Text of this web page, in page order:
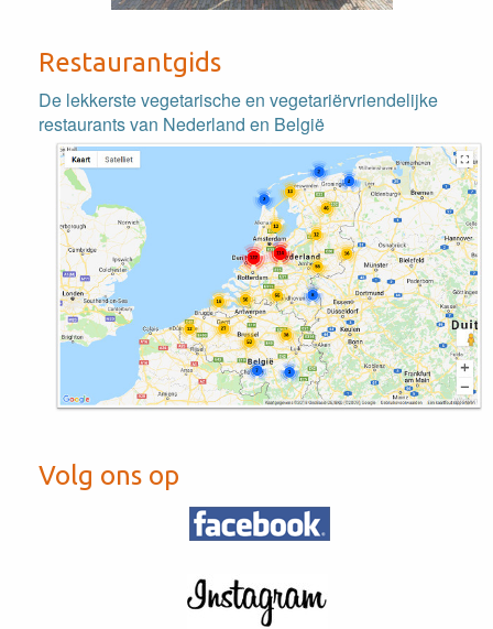
Restaurantgids
De lekkerste vegetarische en vegetariërvriendelijke
restaurants van Nederland en België
Volg ons op